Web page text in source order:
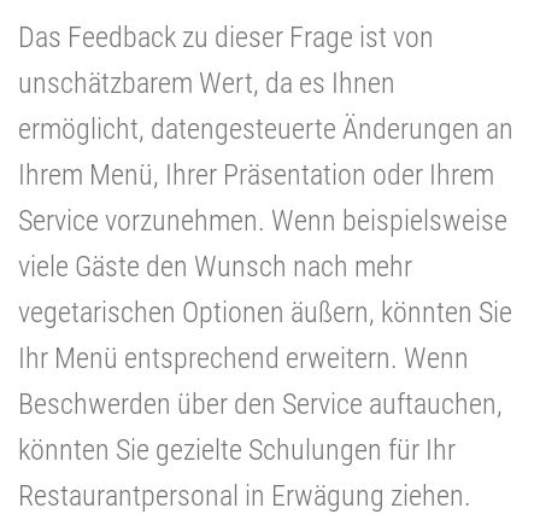
Das Feedback zu dieser Frage ist von
unschätzbarem Wert, da es Ihnen
ermöglicht, datengesteuerte Änderungen an
Ihrem Menü, Ihrer Präsentation oder Ihrem
Service vorzunehmen. Wenn beispielsweise
viele Gäste den Wunsch nach mehr
vegetarischen Optionen äußern, könnten Sie
Ihr Menü entsprechend erweitern. Wenn
Beschwerden über den Service auftauchen,
könnten Sie gezielte Schulungen für Ihr
Restaurantpersonal in Erwägung ziehen.